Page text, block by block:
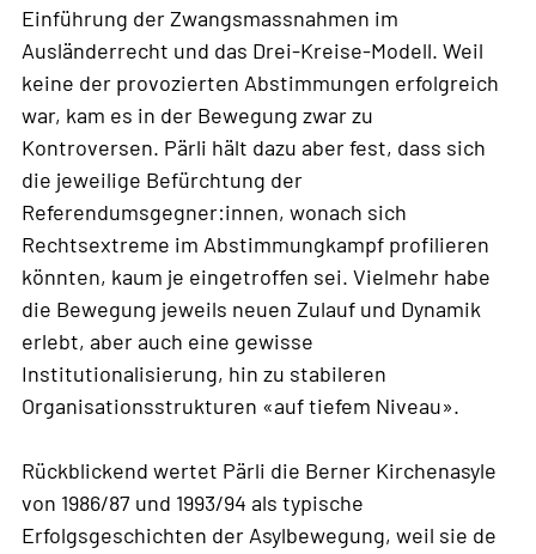
Einführung der Zwangsmassnahmen im
Ausländerrecht und das Drei-Kreise-Modell. Weil
keine der provozierten Abstimmungen erfolgreich
war, kam es in der Bewegung zwar zu
Kontroversen. Pärli hält dazu aber fest, dass sich
die jeweilige Befürchtung der
Referendumsgegner:innen, wonach sich
Rechtsextreme im Abstimmungkampf profilieren
könnten, kaum je eingetroffen sei. Vielmehr habe
die Bewegung jeweils neuen Zulauf und Dynamik
erlebt, aber auch eine gewisse
Institutionalisierung, hin zu stabileren
Organisationsstrukturen «auf tiefem Niveau».
Rückblickend wertet Pärli die Berner Kirchenasyle
von 1986/87 und 1993/94 als typische
Erfolgsgeschichten der Asylbewegung, weil sie de